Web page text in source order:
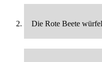
Die Rote Beete